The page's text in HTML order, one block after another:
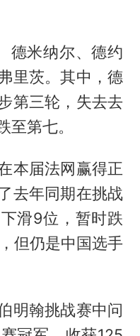
德米纳尔、德约
里茨。其中，德
第三轮，失去去
至第七。
本届法网赢得正
去年同期在挑战
滑9位，暂时跌
但仍是中国选手
明翰挑战赛中问